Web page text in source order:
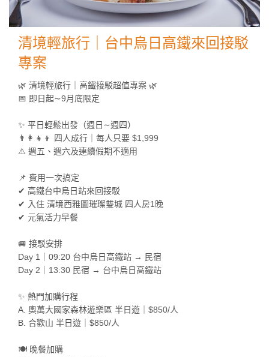
清境輕旅行｜台中烏日高鐵來回接駁
專案
🌿 清境輕旅行｜高鐵接駁超值專案 🌿
📅 即日起∼9月底限定
✨ 平日輕鬆出發（週日∼週四）
👨‍👩‍👧‍👦 四人成行｜每人只要 $1,999
⚠️ 週五、週六及連續假期不適用
📌 費用一次搞定
✔ 高鐵台中烏日站來回接駁
✔ 入住 清境西雅圖璀璨雙城 四人房1晚
✔ 元氣活力早餐
🚐 接駁安排
Day 1｜09:20 台中烏日高鐵站 → 民宿
Day 2｜13:30 民宿 → 台中烏日高鐵站
✨ 熱門加購行程
A. 奧萬大國家森林遊樂區 半日遊｜$850/人
B. 合歡山 半日遊｜$850/人
🍽 晚餐加購